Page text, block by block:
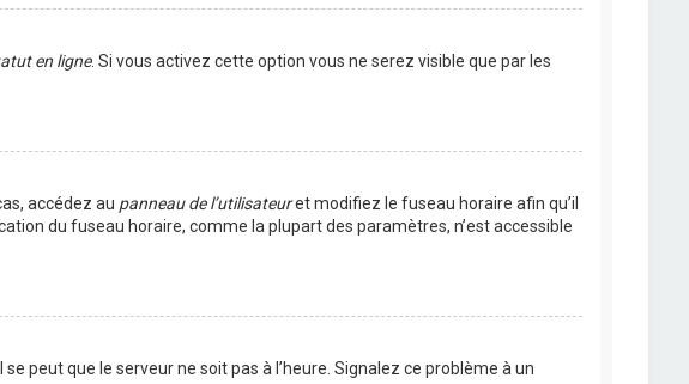
en ligne. Si vous activez cette option vous ne serez visible que par les
accédez au panneau de l’utilisateuret modifiez le fuseau horaire afin qu’il
du fuseau horaire, comme la plupart des paramètres, n’est accessible
peut que le serveur ne soit pas à l’heure. Signalez ce problème à un